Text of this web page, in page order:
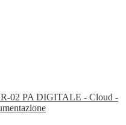
02 PA DIGITALE - Cloud -